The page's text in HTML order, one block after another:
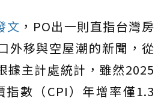
文 ，PO出一則直指台灣房
外移與空屋潮的新聞，從
據主計處統計，雖然2025
指數（CPI）年增率僅1.3